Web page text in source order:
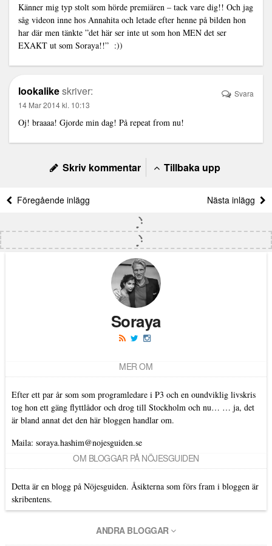
Känner mig typ stolt som hörde premiären – tack vare dig!! Och jag
såg videon inne hos Annahita och letade efter henne på bilden hon
har där men tänkte ”det här ser inte ut som hon MEN det ser
EXAKT ut som Soraya!!” :))
lookalikeskriver:
14 Mar 2014 kl. 10:13
Oj! braaaa! Gjorde min dag! På repeat from nu!
Svara
Skriv kommentar Tillbaka upp
Föregående inlägg Nästa inlägg
Soraya
MER OM
Efter ett par år som som programledare i P3 och en oundviklig livskris
tog hon ett gäng flyttlådor och drog till Stockholm och nu… … ja, det
är bland annat det den här bloggen handlar om.
Maila: soraya.hashim@nojesguiden.se
OM BLOGGAR PÅ NÖJESGUIDEN
Detta är en blogg på Nöjesguiden. Åsikterna som förs fram i bloggen är
skribentens.
ANDRA BLOGGAR